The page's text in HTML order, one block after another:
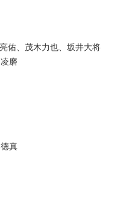
佑、茂木力也、坂井大将
磨
真